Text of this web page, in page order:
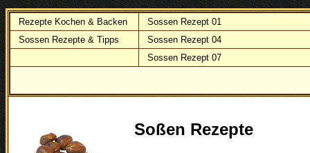
Rezepte Kochen & Backen
Sossen Rezept 01
Sossen Rezepte & Tipps
Sossen Rezept 04
Sossen Rezept 07
Soßen Rezepte